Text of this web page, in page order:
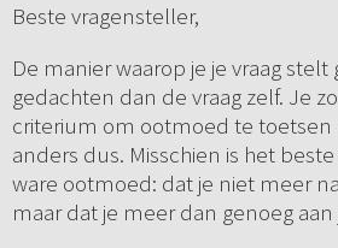
Beste vragensteller,
De manier waarop je je vraag
gedachten dan de vraag zelf. Je
criterium om ootmoed te toetsen
anders dus. Misschien is het
ware ootmoed: dat je niet meer
maar dat je meer dan genoeg